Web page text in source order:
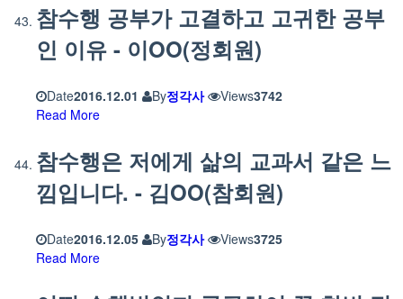
참수행 공부가 고결하고 고귀한 공부
인 이유 - 이OO(정회원)
Date2016.12.01 By정각사 Views3742
Read More
참수행은 저에게 삶의 교과서 같은 느
낌입니다. - 김OO(참회원)
Date2016.12.05 By정각사 Views3725
Read More